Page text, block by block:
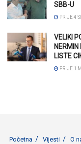
SBB-U
PRIJE 4
VELIKI
LISTE
PRIJE 1
Početna Vijesti O